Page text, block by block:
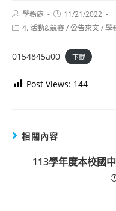
Post
author:
學務處
Post
published:
11/21/2022
Post4. 活動&競賽/公告來文/學
0154845a00 下載
Post Views: 144
相關內容
113學年度本校國